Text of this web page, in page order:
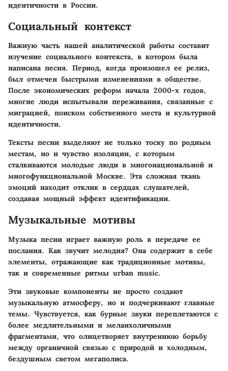
идентичности в России.
Социальный контекст
Важную часть нашей аналитической работы составит
изучение социального контекста, в котором была
написана песня. Период, когда произошел ее релиз,
был отмечен быстрыми изменениями в обществе.
После экономических реформ начала 2000-х годов,
многие люди испытывали переживания, связанные с
миграцией, поиском собственного места и культурной
идентичности.
Тексты песни выделяют не только тоску по родным
местам, но и чувство изоляции, с которым
сталкиваются молодые люди в многонациональной и
многофункциональной Москве. Эта сложная ткань
эмоций находит отклик в сердцах слушателей,
создавая мощный эффект идентификации.
Музыкальные мотивы
Музыка песни играет важную роль в передаче ее
послания. Как звучит мелодия? Она содержит в себе
элементы, отражающие как традиционные мотивы,
так и современные ритмы urban music.
Эти звуковые компоненты не просто создают
музыкальную атмосферу, но и подчеркивают главные
темы. Чувствуется, как бурные звуки переплетаются с
более медлительными и меланхоличными
фрагментами, что олицетворяет внутреннюю борьбу
между органичной связью с природой и холодным,
бездушным светом мегаполиса.